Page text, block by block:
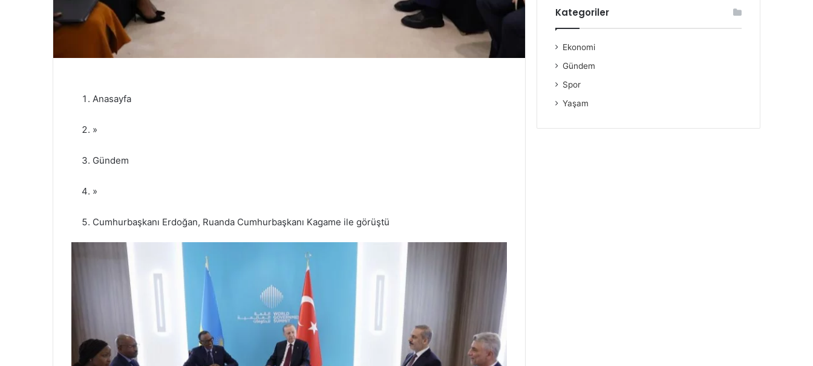
Anasayfa
»
Gündem
»
Cumhurbaşkanı Erdoğan, Ruanda Cumhurbaşkanı Kagame ile görüştü
Kategoriler
Ekonomi
Gündem
Spor
Yaşam